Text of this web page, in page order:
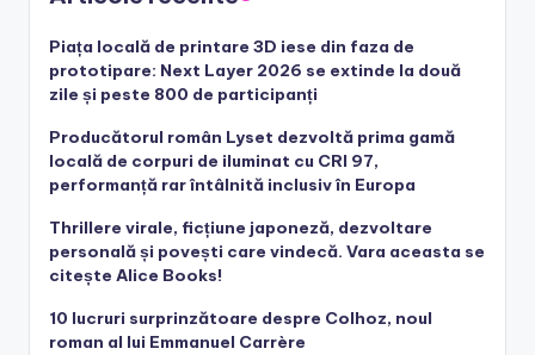
Piața locală de printare 3D iese din faza de
prototipare: Next Layer 2026 se extinde la două
zile și peste 800 de participanți
Producătorul român Lyset dezvoltă prima gamă
locală de corpuri de iluminat cu CRI 97,
performanță rar întâlnită inclusiv în Europa
Thrillere virale, ficțiune japoneză, dezvoltare
personală și povești care vindecă. Vara aceasta se
citește Alice Books!
10 lucruri surprinzătoare despre Colhoz, noul
roman al lui Emmanuel Carrère